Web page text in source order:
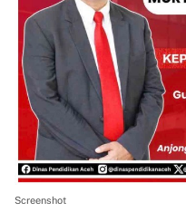
Screenshot